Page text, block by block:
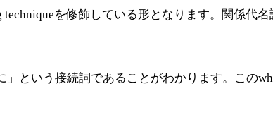
を修飾している形となります。関係代
」という接続詞であることがわかります。この